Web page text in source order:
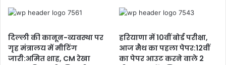
दिल्ली की कानून-व्यवस्था पर
गृह मंत्रालय में मीटिंग
जारी:अमित शाह, CM रेखा
हरियाणा में 10वीं बोर्ड परीक्षा,
आज मैथ का पहला पेपर:12वीं
का पेपर आउट करने वाले 2